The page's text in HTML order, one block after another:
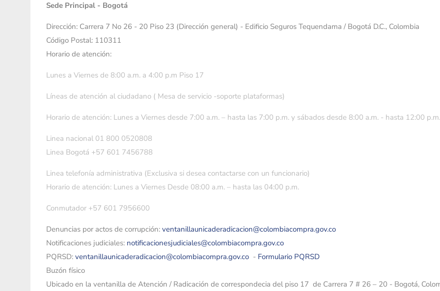
Sede Principal - Bogotá
Dirección: Carrera 7 No 26 - 20 Piso 23 (Dirección general) - Edificio Seguros Tequendama / Bogotá D.C., Colombia
Código Postal: 110311
Horario de atención:
Lunes a Viernes de 8:00 a.m. a 4:00 p.m Piso 17
Líneas de atención al ciudadano ( Mesa de servicio -soporte plataformas)
Horario de atención: Lunes a Viernes desde 7:00 a.m. – hasta las 7:00 p.m. y sábados desde 8:00 a.m. - hasta 12:00 p.m.
Linea nacional 01 800 0520808
Linea Bogotá +57 601 7456788
Linea telefonía administrativa (Exclusiva si desea contactarse con un funcionario)
Horario de atención: Lunes a Viernes Desde 08:00 a.m. – hasta las 04:00 p.m.
Conmutador +57 601 7956600
Denuncias por actos de corrupción: ventanillaunicaderadicacion@colombiacompra.gov.co
Notificaciones judiciales: notificacionesjudiciales@colombiacompra.gov.co
PQRSD: ventanillaunicaderadicacion@colombiacompra.gov.co - Formulario PQRSD
Buzón físico
Ubicado en la ventanilla de Atención / Radicación de correspondecia del piso 17 de Carrera 7 # 26 – 20 - Bogotá,